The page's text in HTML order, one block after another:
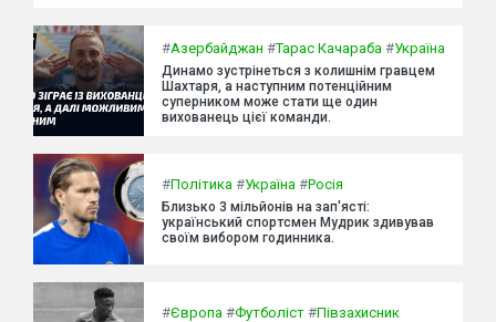
#Азербайджан #Тарас Качараба #Україна
Динамо зустрінеться з колишнім гравцем
Шахтаря, а наступним потенційним
суперником може стати ще один
вихованець цієї команди.
#Політика #Україна #Росія
Близько 3 мільйонів на зап'ясті:
український спортсмен Мудрик здивував
своїм вибором годинника.
#Європа #Футболіст #Півзахисник